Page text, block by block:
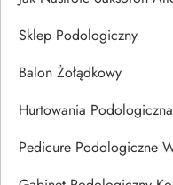
Sklep Podologiczny
Balon Żołądkowy
Hurtowania Podologiczna
Pedicure Podologiczne